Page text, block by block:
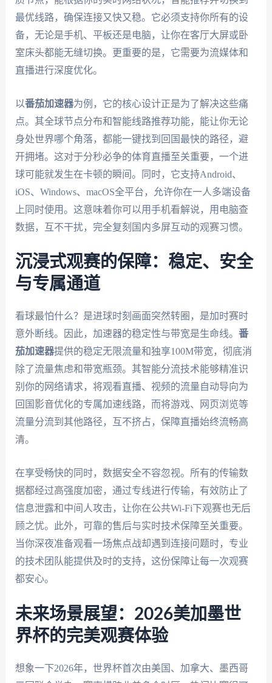
最优线路，确保连接又快又稳。它必须支持你所有的设
备，无论是手机、平板还是电脑，让你在客厅大屏或卧
室床头都能无缝切换。更重要的是，它需要为流媒体和
直播进行深度优化。
以番茄加速器为例，它的核心设计正是为了解决这些痛
点。其全球节点分布和智能线路推荐功能，能让你无论
身处世界哪个角落，都能一键找到回国最快的路径，避
开拥堵。这对于分秒必争的体育直播至关重要，一个进
球可能就发生在卡顿的瞬间。同时，它支持Android、
iOS、Windows、macOS全平台，允许你在一人多端设备
上同时使用。这意味着你可以用手机看解说，用电脑查
数据，互不干扰，完全复刻国内多屏互动的观赛习惯。
沉浸式观赛的保障：稳定、安全
与专属通道
看球最怕什么？是进球时刻画面突然转圈，是加时赛时
意外断线。因此，加速器的稳定性与带宽是生命线。 番
茄加速器提供的稳定无限流量和独享100M带宽，彻底消
除了流量焦虑和带宽瓶颈。其智能分流技术能够精准识
别你的网络请求，将观看直播、视频的流量自动导向为
回国影音优化的专属加速线路，而将游戏、网页浏览等
流量分流到其他路径，互不挤占，保障直播始终流畅高
清。
在享受畅快的同时，数据安全不容忽视。所有的传输数
据都经过高强度加密，通过专线进行传输，有效防止了
信息泄露和中间人攻击，让你在公共Wi-Fi下观赛也无后
顾之忧。此外，可靠的售后与实时技术保障至关重要。
当你深夜准备观看一场焦点战却遇到连接问题时，专业
的技术团队能提供及时的支持，这份保障让每一次观赛
都安心。
未来场景展望：2026美加墨世
界杯的完美观赛体验
想象一下2026年，世界杯首次由美国、加拿大、墨西哥